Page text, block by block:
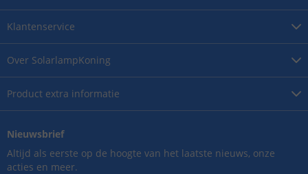
Over SolarlampKoning
Product extra informatie
Klantenservice
Nieuwsbrief
Altijd als eerste op de hoogte van het laatste nieuws, onze
acties en meer.